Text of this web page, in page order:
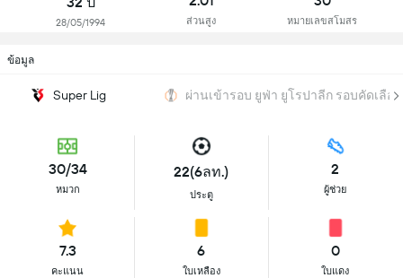
28/05/1994 ส่วนสูง หมายเลขสโมสร
ข้อมูล
Super Lig ผ่านเข้ารอบ ยูฟ่า ยูโรปาลีก รอบคัดเลือก
30/34
หมวก
22(6ลท.)
ประตู
2
ผู้ช่วย
7.3
คะแนน
6
ใบเหลือง
0
ใบแดง